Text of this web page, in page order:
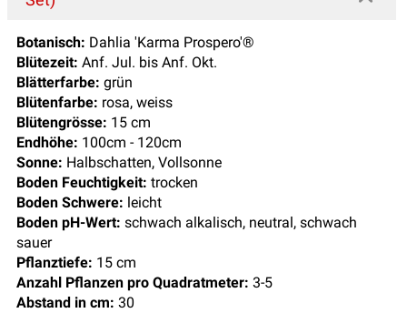
Botanisch: Dahlia 'Karma Prospero'®
Blütezeit: Anf. Jul. bis Anf. Okt.
Blätterfarbe: grün
Blütenfarbe: rosa, weiss
Blütengrösse: 15 cm
Endhöhe: 100cm - 120cm
Sonne: Halbschatten, Vollsonne
Boden Feuchtigkeit: trocken
Boden Schwere: leicht
Boden pH-Wert: schwach alkalisch, neutral, schwach
sauer
Pflanztiefe: 15 cm
Anzahl Pflanzen pro Quadratmeter: 3-5
Abstand in cm: 30